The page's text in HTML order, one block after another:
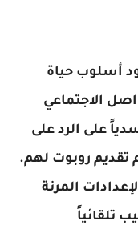
أسلوب حياة
الاجتماعي
على الرد على
تقديم روبوت لهم.
المرنة
تلقائياً